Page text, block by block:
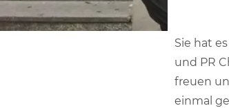
Sie hat
und PR
freuen
einmal